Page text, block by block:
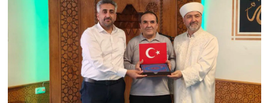
Bursa Müftülüğü
Çanakkale Müftülüğü
Çankırı Müftülüğü
Çorum Müftülüğü
Duyurular
Podcast
Bilim, Teknoloji
Biyografiler